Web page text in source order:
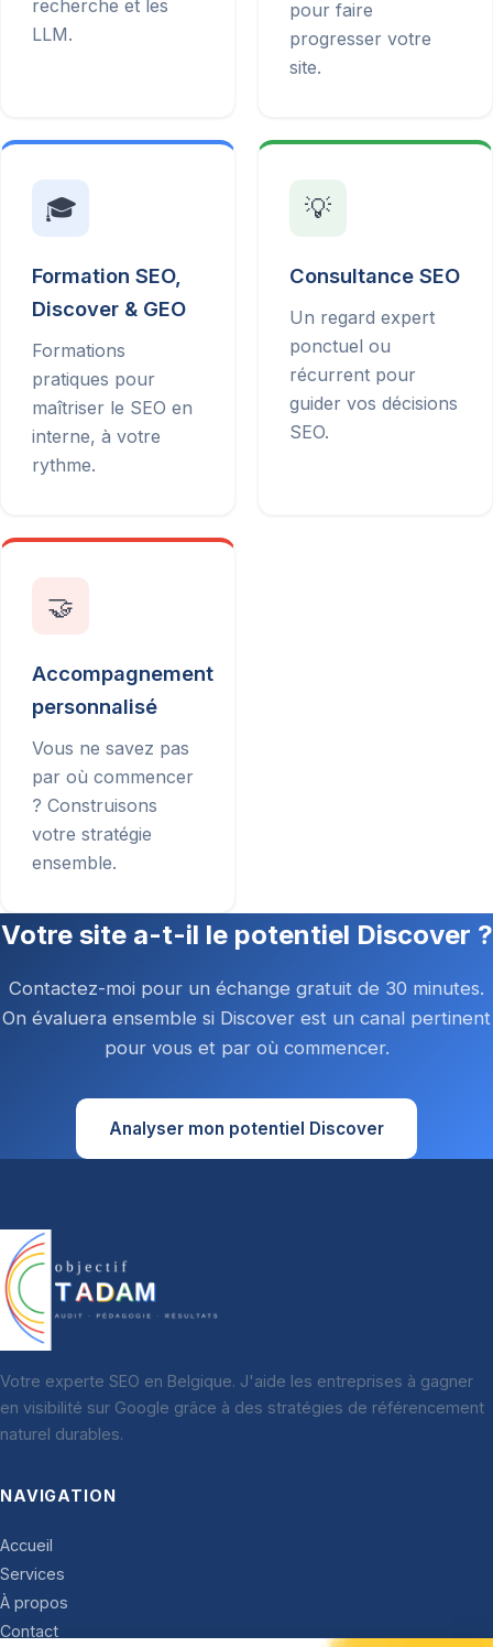
recherche et les
LLM.
pour faire
progresser votre
site.
🎓
Formation SEO,
Discover & GEO
Formations
pratiques pour
maîtriser le SEO en
interne, à votre
rythme.
💡
Consultance SEO
Un regard expert
ponctuel ou
récurrent pour
guider vos décisions
SEO.
🤝
Accompagnement
personnalisé
Vous ne savez pas
par où commencer
? Construisons
votre stratégie
ensemble.
Votre site a-t-il le potentiel Discover ?
Contactez-moi pour un échange gratuit de 30 minutes.
On évaluera ensemble si Discover est un canal pertinent
pour vous et par où commencer.
Analyser mon potentiel Discover
Votre experte SEO en Belgique. J'aide les entreprises à gagner
en visibilité sur Google grâce à des stratégies de référencement
naturel durables.
NAVIGATION
Accueil
Services
À propos
Contact